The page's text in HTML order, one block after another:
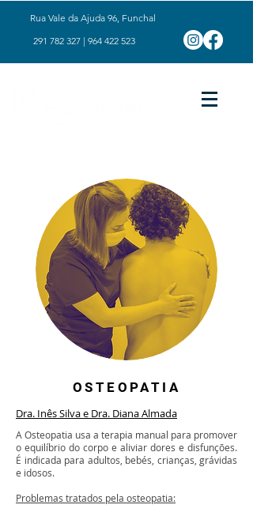
Rua Vale da Ajuda 96, Funchal
291 782 327 | 964 422 523
OSTEOPATIA
Dra. Inês Silva e Dra. Diana Almada
A Osteopatia usa a terapia manual para promover
o equilíbrio do corpo e aliviar dores e disfunções.
É indicada para adultos, bebés, crianças, grávidas
e idosos.
Problemas tratados pela osteopatia: